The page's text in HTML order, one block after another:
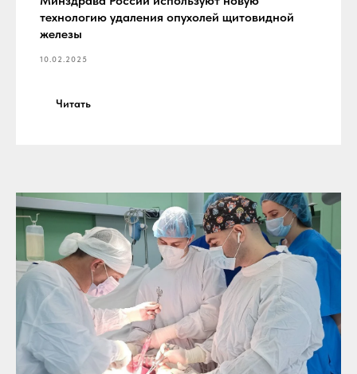
технологию удаления опухолей щитовидной
железы
10.02.2025
Читать